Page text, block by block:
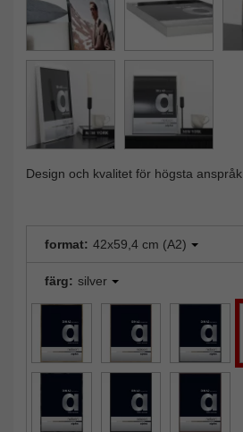
Design och kvalitet för högsta anspråk.
format: 42x59,4 cm (A2)
färg: silver